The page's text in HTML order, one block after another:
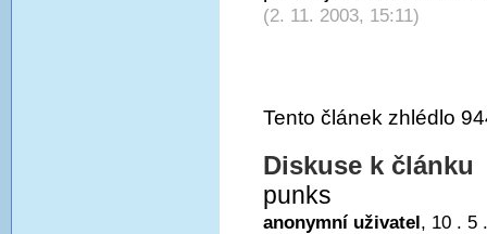
(2. 11. 2003, 15:11)
Tento článek zhlédlo
Diskuse k článku
punks
anonymní uživatel, 10 . 5